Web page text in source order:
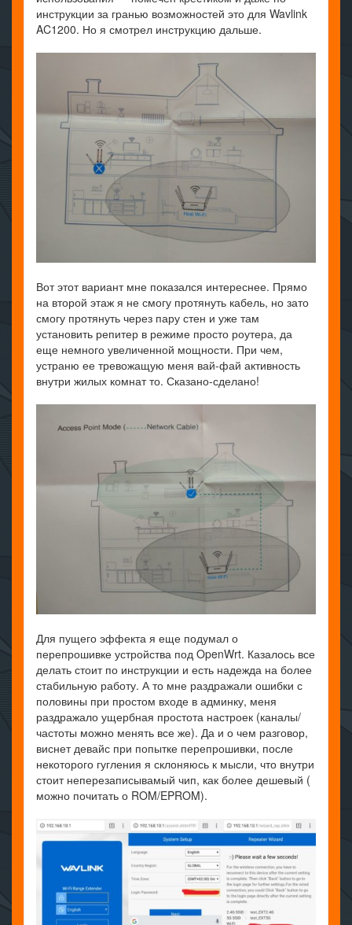
инструкции за гранью возможностей это для Wavlink
AC1200. Но я смотрел инструкцию дальше.
Вот этот вариант мне показался интереснее. Прямо
на второй этаж я не смогу протянуть кабель, но зато
смогу протянуть через пару стен и уже там
установить репитер в режиме просто роутера, да
еще немного увеличенной мощности. При чем,
устраню ее тревожащую меня вай-фай активность
внутри жилых комнат то. Сказано-сделано!
Для пущего эффекта я еще подумал о
перепрошивке устройства под OpenWrt. Казалось все
делать стоит по инструкции и есть надежда на более
стабильную работу. А то мне раздражали ошибки с
половины при простом входе в админку, меня
раздражало ущербная простота настроек (каналы/
частоты можно менять все же). Да и о чем разговор,
виснет девайс при попытке перепрошивки, после
некоторого гугления я склоняюсь к мысли, что внутри
стоит неперезаписывамый чип, как более дешевый (
можно почитать о ROM/EPROM).